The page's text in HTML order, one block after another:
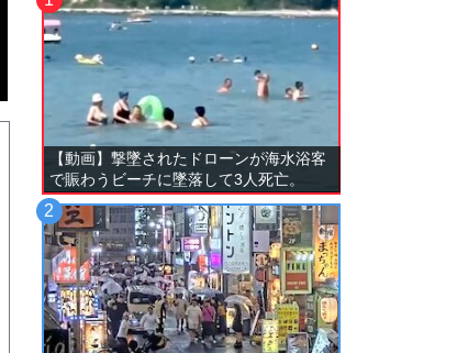
【動画】撃墜されたドローンが海水浴客
で賑わうビーチに墜落して3人死亡。